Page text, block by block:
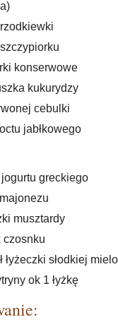
konserwowe
kukurydzy
cebulki
jabłkowego
greckiego
musztardy
czosnku
łyżeczki słodkiej
ok 1 łyżkę